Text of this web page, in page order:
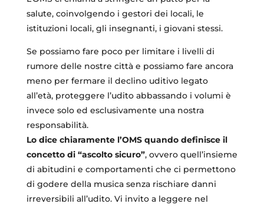
salute, coinvolgendo i gestori dei locali, le
istituzioni locali, gli insegnanti, i giovani stessi.
Se possiamo fare poco per limitare i livelli di
rumore delle nostre città e possiamo fare ancora
meno per fermare il declino uditivo legato
all’età, proteggere l’udito abbassando i volumi è
invece solo ed esclusivamente una nostra
responsabilità.
Lo dice chiaramente l’OMS quando definisce il
concetto di “ascolto sicuro”, ovvero quell’insieme
di abitudini e comportamenti che ci permettono
di godere della musica senza rischiare danni
irreversibili all’udito. Vi invito a leggere nel